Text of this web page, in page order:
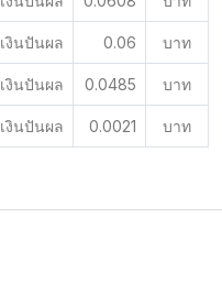
เงินปันผล 0.06 บาท
เงินปันผล 0.0485 บาท
เงินปันผล 0.0021 บาท